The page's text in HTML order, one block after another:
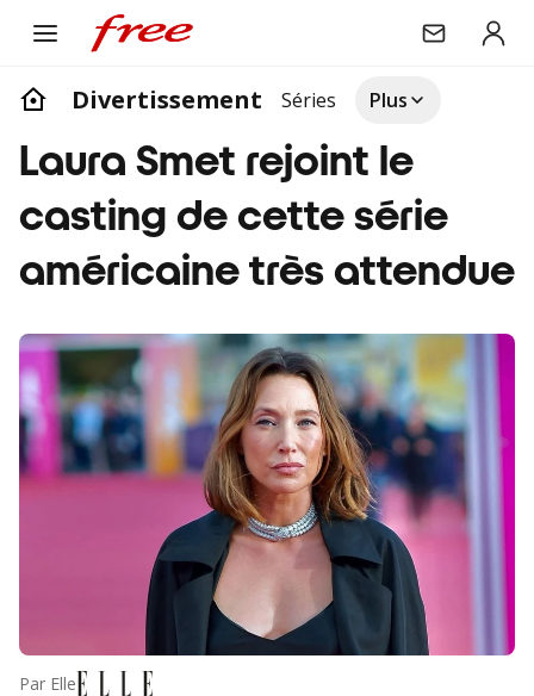
Divertissement Séries Plus
Laura Smet rejoint le
casting de cette série
américaine très attendue
Par Elle